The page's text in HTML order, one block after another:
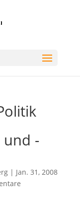
-
| Jan. 31, 2008